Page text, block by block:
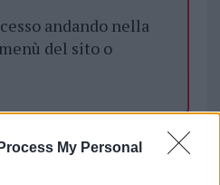
My Personal
andando nella
del sito o
Tempio